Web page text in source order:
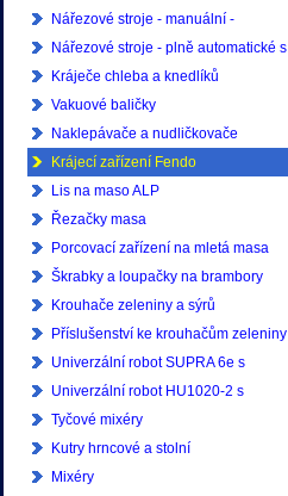
lehký provoz
Nářezové stroje - manuální -
profesionální
Nářezové stroje - plně automatické s
ukládáním - profesionální
Kráječe chleba a knedlíků
Vakuové baličky
Naklepávače a nudličkovače
Krájecí zařízení Fendo
Lis na maso ALP
Řezačky masa
Porcovací zařízení na mletá masa
Škrabky a loupačky na brambory
Krouhače zeleniny a sýrů
Příslušenství ke krouhačům zeleniny
Univerzální robot SUPRA 6e s
příslušenstvím
Univerzální robot HU1020-2 s
příslušenstvím
Tyčové mixéry
Kutry hrncové a stolní
Mixéry